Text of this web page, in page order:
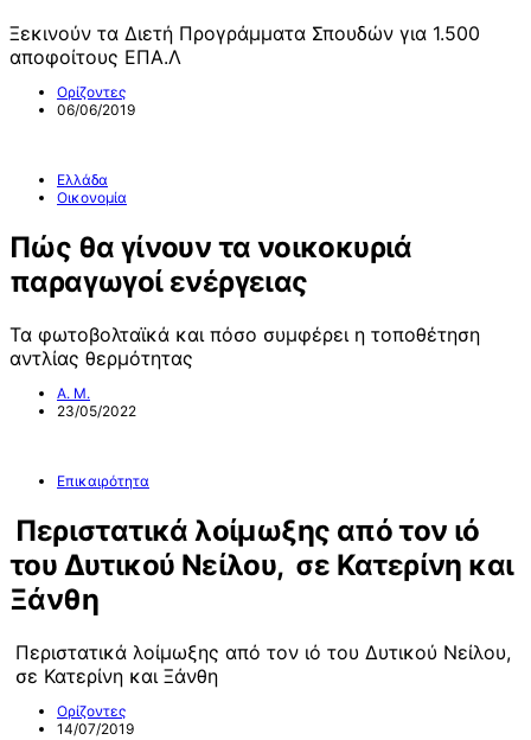
Ξεκινούν τα Διετή Προγράμματα Σπουδών για 1.500
αποφοίτους ΕΠΑ.Λ
Ορίζοντες
06/06/2019
Ελλάδα
Οικονομία
Πώς θα γίνουν τα νοικοκυριά
παραγωγοί ενέργειας
Τα φωτοβολταϊκά και πόσο συμφέρει η τοποθέτηση
αντλίας θερμότητας
Α. Μ.
23/05/2022
Επικαιρότητα
Περιστατικά λοίμωξης από τον ιό
του Δυτικού Νείλου, σε Κατερίνη και
Ξάνθη
Περιστατικά λοίμωξης από τον ιό του Δυτικού Νείλου,
σε Κατερίνη και Ξάνθη
Ορίζοντες
14/07/2019